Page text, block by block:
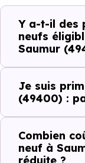
/ 7 % sur un
pas un détail
immédiate, sur le
Prix HT du
logement
150 000 €
Y a-t-il des
neufs
Saumur
Je suis
(49400) :
Combien
neuf à